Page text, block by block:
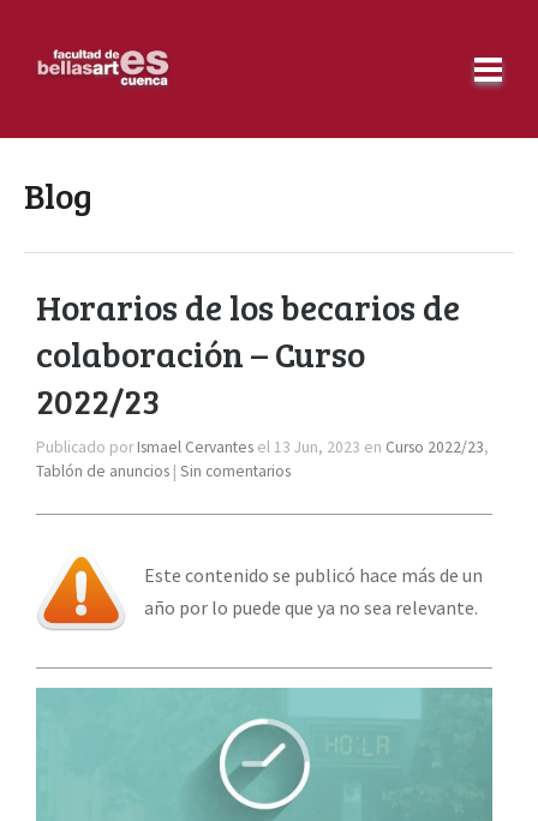
Blog
Horarios de los becarios de
colaboración – Curso
2022/23
Publicado porIsmael Cervantes el 13 Jun, 2023 en Curso 2022/23,
Tablón de anuncios |Sin comentarios
Este contenido se publicó hace más de un
año por lo puede que ya no sea relevante.